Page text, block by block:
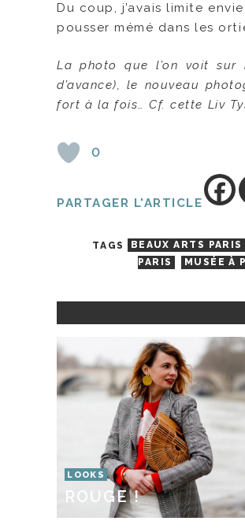
Du coup, j’avais limite
pousser mémé dans les
La photo que l’on voit sur
d’avance), le nouveau
fort à la fois… Cf. cette Liv
0
PARTAGER L'ARTICLE
TAGS BEAUX ARTS PARIS
PARIS
MUSÉE À
LOOKS
ROUGE !